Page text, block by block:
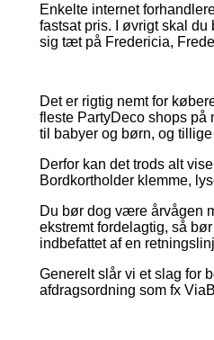
Enkelte internet
fastsat pris. I øvrigt skal
sig tæt på Fredericia,
Det er rigtig nemt for
fleste PartyDeco shops på
til babyer og børn, og
Derfor kan det trods alt
Bordkortholder klemme,
Du bør dog være årvågen
ekstremt fordelagtig, så
indbefattet af en
Generelt slår vi et slag for
afdragsordning som fx